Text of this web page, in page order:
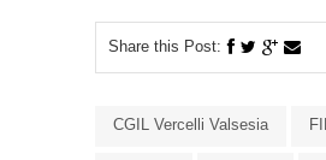
Share this Post:
CGIL Vercelli Valsesia